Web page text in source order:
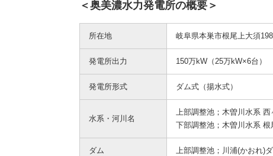
＜奥美濃水力発電所の概要＞
所在地 岐阜県本巣市根尾上大須
発電所出力 150万kW（25万kW×6台）
発電所形式 ダム式（揚水式）
水系・河川名
上部調整池；木曽川水系 西
下部調整池；木曽川水系 根
ダム
上部調整池；川浦(かおれ)